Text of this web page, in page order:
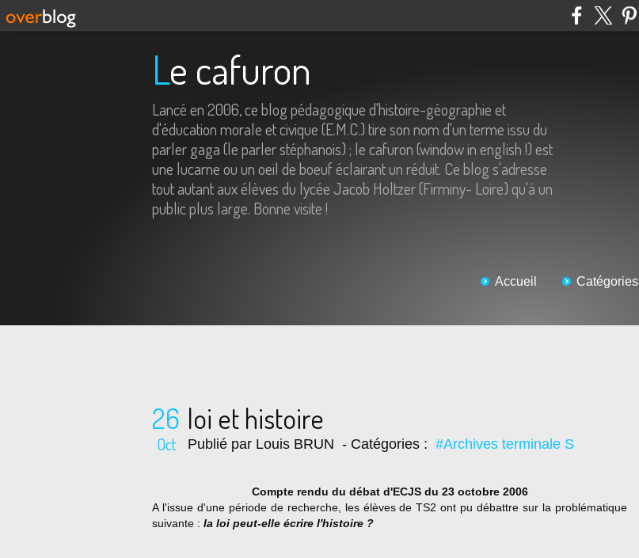
Le cafuron
Lancé en 2006, ce blog pédagogique d'histoire-géographie et
d'éducation morale et civique (E.M.C.) tire son nom d'un terme issu du
parler gaga (le parler stéphanois) ; le cafuron (window in english !) est
une lucarne ou un oeil de boeuf éclairant un réduit. Ce blog s'adresse
tout autant aux élèves du lycée Jacob Holtzer (Firminy- Loire) qu'à un
public plus large. Bonne visite !
Accueil Catégories
26
Oct
loi et histoire
Publié par Louis BRUN - Catégories : #Archives terminale S
Compte rendu du débat d'ECJS du 23 octobre 2006
A l'issue d'une période de recherche, les élèves de TS2 ont pu débattre sur la problématique
suivante : la loi peut-elle écrire l'histoire ?